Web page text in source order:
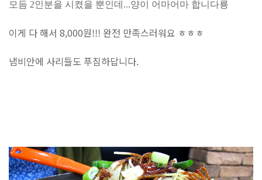
모듬 2인분을 시켰을 뿐인데...양이 어마어마 합니다룡
이게 다 해서 8,000원!!! 완전 만족스러워요 ㅎㅎㅎ
냄비안에 사리들도 푸짐하답니다.